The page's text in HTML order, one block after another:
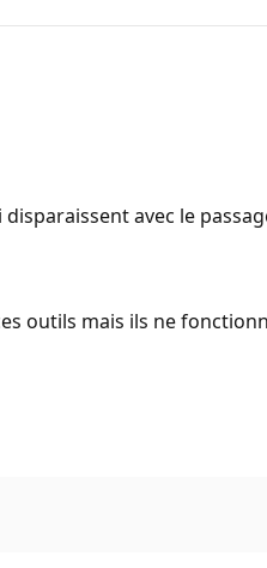
avec le
outils mais ils ne